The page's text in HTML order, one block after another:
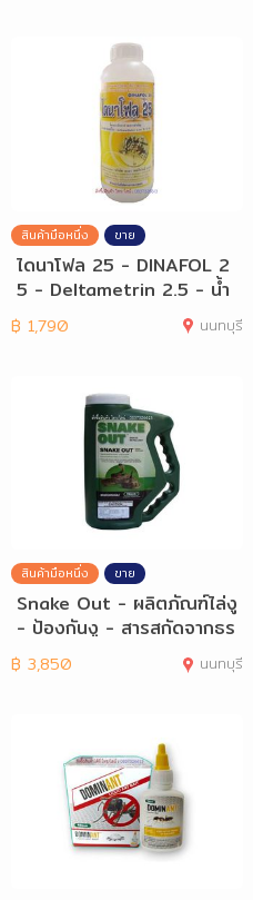
สินค้ามือหนึ่ง ขาย
ไดนาโฟล 25 - DINAFOL 2
5 - Deltametrin 2.5 - น้ำ
ยากำจัดยุง
฿ 1,790 นนทบุรี
สินค้ามือหนึ่ง ขาย
Snake Out - ผลิตภัณฑ์ไล่งู
- ป้องกันงู - สารสกัดจากธร
รมชาติ
฿ 3,850 นนทบุรี